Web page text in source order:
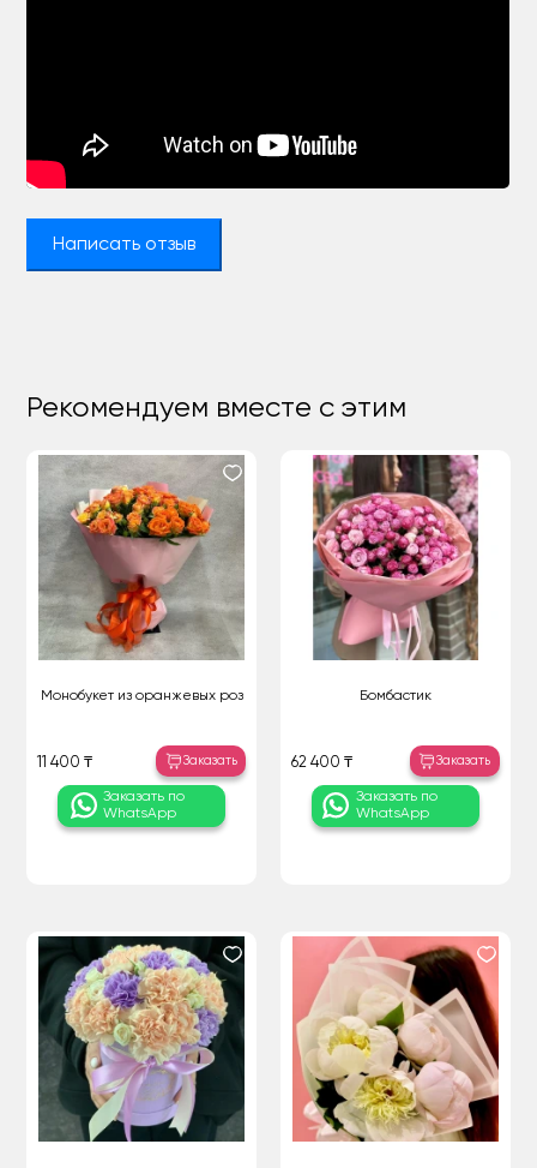
Написать отзыв
Рекомендуем вместе с этим
Монобукет из оранжевых роз
11 400 ₸ Заказать
Заказать по
WhatsApp
Бомбастик
62 400 ₸ Заказать
Заказать по
WhatsApp